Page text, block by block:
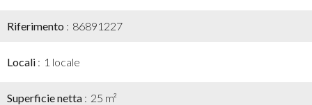
Riferimento 86891227
Locali 1 locale
Superficie netta 25 m²